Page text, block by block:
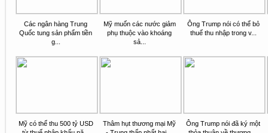
Các ngân hàng Trung
Quốc tung sản phẩm tiền
g...
Mỹ muốn các nước giảm
phụ thuộc vào khoáng
sả...
Ông Trump nói có thể bỏ
thuế thu nhập trong v...
Mỹ có thể thu 500 tỷ USD
Thâm hụt thương mại Mỹ
Ông Trump nói đã ký một